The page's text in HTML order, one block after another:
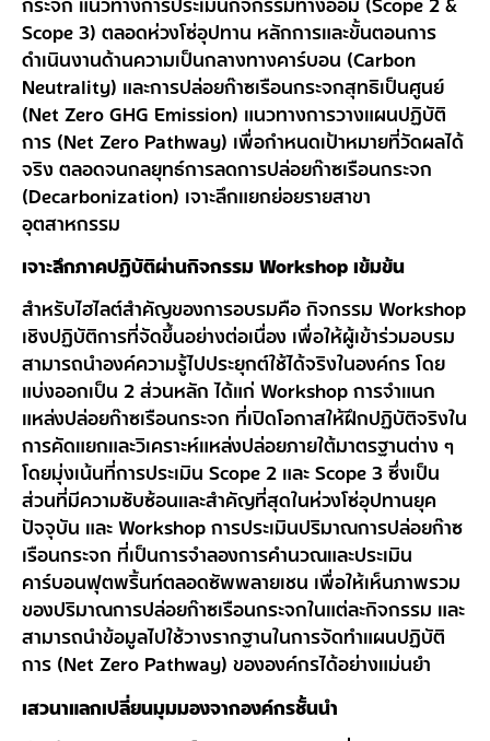
Scope 3) ตลอดห่วงโซ่อุปทาน หลักการและขั้นตอนการ
ดำเนินงานด้านความเป็นกลางทางคาร์บอน (Carbon
Neutrality) และการปล่อยก๊าซเรือนกระจกสุทธิเป็นศูนย์
(Net Zero GHG Emission) แนวทางการวางแผนปฏิบัติ
การ (Net Zero Pathway) เพื่อกำหนดเป้าหมายที่วัดผลได้
จริง ตลอดจนกลยุทธ์การลดการปล่อยก๊าซเรือนกระจก
(Decarbonization) เจาะลึกแยกย่อยรายสาขา
อุตสาหกรรม
เจาะลึกภาคปฏิบัติผ่านกิจกรรม Workshop เข้มข้น
สำหรับไฮไลต์สำคัญของการอบรมคือ กิจกรรม Workshop
เชิงปฏิบัติการที่จัดขึ้นอย่างต่อเนื่อง เพื่อให้ผู้เข้าร่วมอบรม
สามารถนำองค์ความรู้ไปประยุกต์ใช้ได้จริงในองค์กร โดย
แบ่งออกเป็น 2 ส่วนหลัก ได้แก่ Workshop การจำแนก
แหล่งปล่อยก๊าซเรือนกระจก ที่เปิดโอกาสให้ฝึกปฏิบัติจริงใน
การคัดแยกและวิเคราะห์แหล่งปล่อยภายใต้มาตรฐานต่าง ๆ
โดยมุ่งเน้นที่การประเมิน Scope 2 และ Scope 3 ซึ่งเป็น
ส่วนที่มีความซับซ้อนและสำคัญที่สุดในห่วงโซ่อุปทานยุค
ปัจจุบัน และ Workshop การประเมินปริมาณการปล่อยก๊าซ
เรือนกระจก ที่เป็นการจำลองการคำนวณและประเมิน
คาร์บอนฟุตพริ้นท์ตลอดซัพพลายเชน เพื่อให้เห็นภาพรวม
ของปริมาณการปล่อยก๊าซเรือนกระจกในแต่ละกิจกรรม และ
สามารถนำข้อมูลไปใช้วางรากฐานในการจัดทำแผนปฏิบัติ
การ (Net Zero Pathway) ขององค์กรได้อย่างแม่นยำ
เสวนาแลกเปลี่ยนมุมมองจากองค์กรชั้นนำ